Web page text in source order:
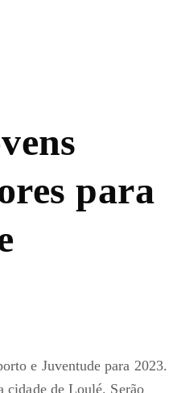
para
e Juventude para 2023.
cidade de Loulé. Serão